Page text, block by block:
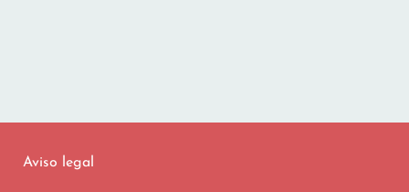
Aviso legal